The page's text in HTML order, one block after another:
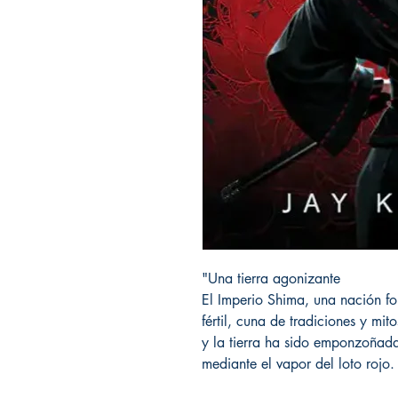
"Una tierra agonizante⁣
El Imperio Shima, una nación
fértil, cuna de tradiciones y
y la tierra ha sido
mediante el vapor del loto rojo.⁣